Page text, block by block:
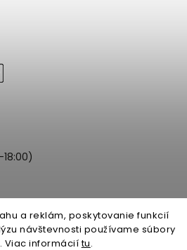
a reklám, poskytovanie funkcií
návštevnosti používame súbory
Viac informáciítu.